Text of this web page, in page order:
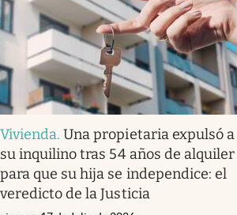
El Cronista Studio
Mediakit
abre en nueva pestaña
Vivienda.Una propietaria expulsó a
su inquilino tras 54 años de alquiler
para que su hija se independice: el
veredicto de la Justicia